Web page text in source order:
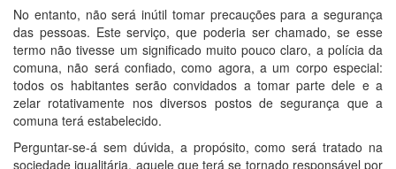
No entanto, não será inútil tomar precauções para a segurança
das pessoas. Este serviço, que poderia ser chamado, se esse
termo não tivesse um significado muito pouco claro, a polícia da
comuna, não será confiado, como agora, a um corpo especial:
todos os habitantes serão convidados a tomar parte dele e a
zelar rotativamente nos diversos postos de segurança que a
comuna terá estabelecido.
Perguntar-se-á sem dúvida, a propósito, como será tratado na
sociedade igualitária, aquele que terá se tornado responsável por